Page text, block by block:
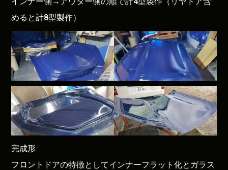
めると計8型製作）
完成形
フロントドアの特徴としてインナーフラット化とガラス